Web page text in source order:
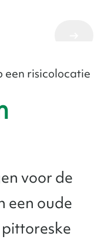
een risicolocatie
voor de
een oude